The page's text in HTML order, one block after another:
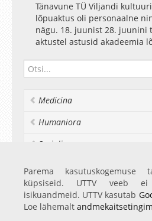
Tänavune TÜ Viljandi
lõpuaktus oli personaalne
nägu. 18. juunist 28. juunini
aktustel astusid akadeemia
pidulikul koosviibimisel sai
võimaluse jagada oma
kursusekaaslastega.
õppejõud ning nooremate
töötajad ning tantsukunsti,
valguskujunduse ja
üliõpilased.
Medicina
Humaniora
Socialia
Realia et naturalia
Ülikoolist veel
Parema kasutuskogemuse
küpsiseid. UTTV veeb
isikuandmeid. UTTV kasutab
Loe lähemalt